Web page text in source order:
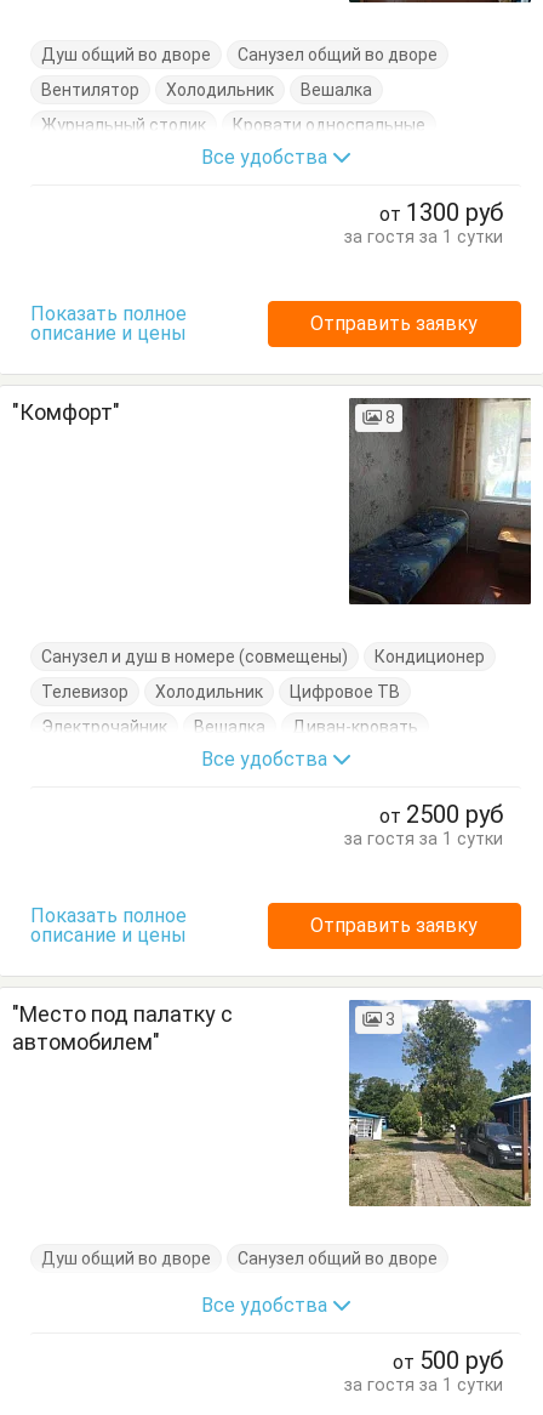
Душ общий во дворе
Санузел общий во дворе
Вентилятор
Холодильник
Вешалка
Журнальный столик
Кровати односпальные
Все удобства
от 1300 руб
за гостя за 1 сутки
Показать полное
описание и цены
Отправить заявку
"Комфорт" 8
Санузел и душ в номере (совмещены)
Кондиционер
Телевизор
Холодильник
Цифровое ТВ
Электрочайник
Вешалка
Диван-кровать
Журнальный столик
Кровати односпальные
Все удобства
от 2500 руб
за гостя за 1 сутки
Показать полное
описание и цены
Отправить заявку
"Место под палатку с
автомобилем"
3
Душ общий во дворе Санузел общий во дворе
Все удобства
от 500 руб
за гостя за 1 сутки